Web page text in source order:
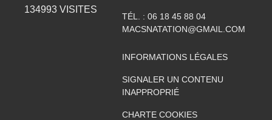
134993 VISITES
TÉL. : 06 18 45 88 04
MACSNATATION@GMAIL.COM
INFORMATIONS LÉGALES
SIGNALER UN CONTENU
INAPPROPRIÉ
CHARTE COOKIES